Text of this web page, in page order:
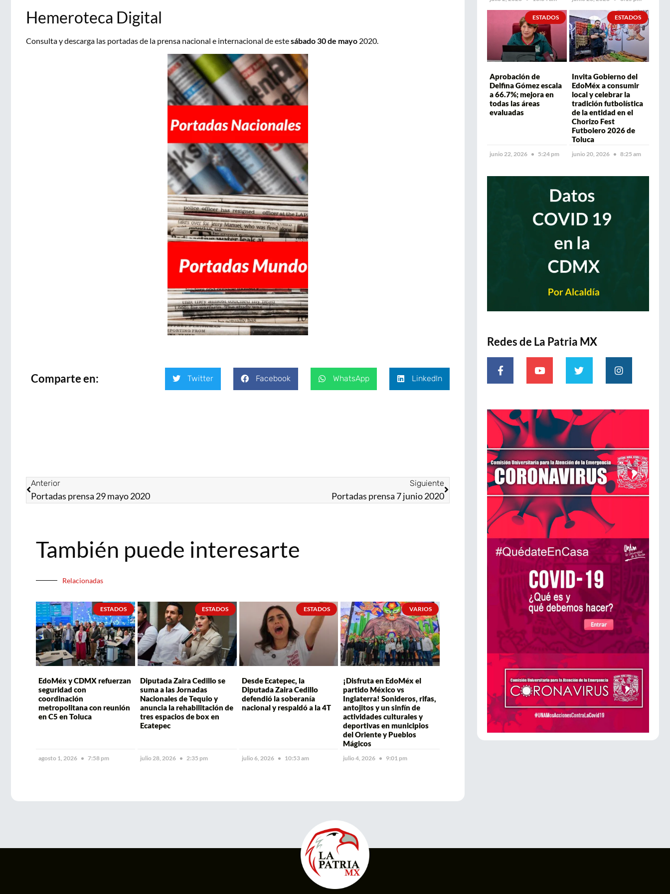
Hemeroteca Digital
Consulta y descarga las portadas de la prensa nacional e internacional de estesábado 30 de mayo 2020.
Comparte en: Twitter Facebook WhatsApp LinkedIn
Anterior
Portadas prensa 29 mayo 2020
Siguiente
Portadas prensa 7 junio 2020
También puede interesarte
Relacionadas
ESTADOS
EdoMéx y CDMX refuerzan
seguridad con
coordinación
metropolitana con reunión
en C5 en Toluca
agosto 1, 2026 7:58 pm
ESTADOS
Diputada Zaira Cedillo se
suma a las Jornadas
Nacionales de Tequio y
anuncia la rehabilitación de
tres espacios de box en
Ecatepec
julio 28, 2026 2:35 pm
ESTADOS
Desde Ecatepec, la
Diputada Zaira Cedillo
defendió la soberanía
nacional y respaldó a la 4T
julio 6, 2026 10:53 am
VARIOS
¡Disfruta en EdoMéx el
partido México vs
Inglaterra! Sonideros, rifas,
antojitos y un sinfín de
actividades culturales y
deportivas en municipios
del Oriente y Pueblos
Mágicos
julio 4, 2026 9:01 pm
ESTADOS
Aprobación de
Delfina Gómez escala
a 66.7%; mejora en
todas las áreas
evaluadas
junio 22, 2026 5:24 pm
ESTADOS
Invita Gobierno del
EdoMéx a consumir
local y celebrar la
tradición futbolística
de la entidad en el
Chorizo Fest
Futbolero 2026 de
Toluca
junio 20, 2026 8:25 am
Redes de La Patria MX